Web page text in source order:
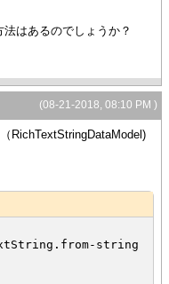
はあるのでしょうか？
(08-21-2018, 08:10 PM )
RichTextStringDataModel)
string